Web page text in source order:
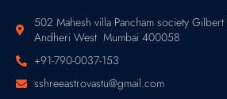
502 Mahesh villa Pancham society Gilbert
Andheri West Mumbai 400058
+91-790-0037-153
sshreeastrovastu@gmail.com